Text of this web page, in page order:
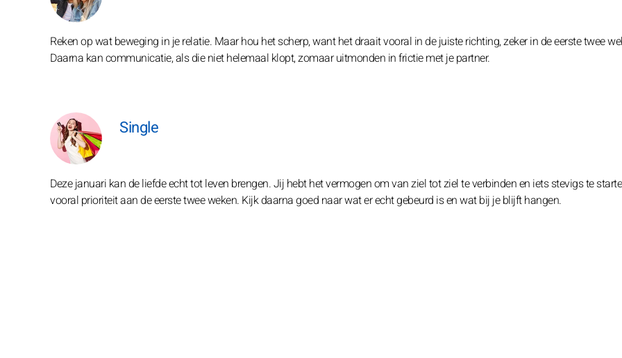
Reken op wat beweging in je relatie. Maar hou het scherp, want het draait vooral in de juiste richting, zeker in de eerste twee
Daarna kan communicatie, als die niet helemaal klopt, zomaar uitmonden in frictie met je partner.
Single
Deze januari kan de liefde echt tot leven brengen. Jij hebt het vermogen om van ziel tot ziel te verbinden en iets stevigs te
vooral prioriteit aan de eerste twee weken. Kijk daarna goed naar wat er echt gebeurd is en wat bij je blijft hangen.